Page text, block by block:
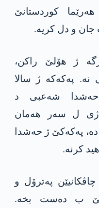
کوردستانێ
جان و دل کریە.
ژ ھۆلێ راکن،
نە. پەکەکە ژ سالا
حەشدا شەعبی د
ژی ل سەر ھەمان
پەکەکێ ژ حەشدا
کرنە.
پەترۆل و
ب دەست بخە.